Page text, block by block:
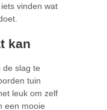
vinden wat
kan
de slag te
tuin
leuk om zelf
een mooie